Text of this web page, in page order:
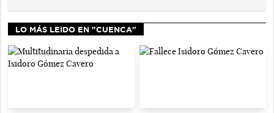
LO MÁS LEIDO EN "CUENCA"